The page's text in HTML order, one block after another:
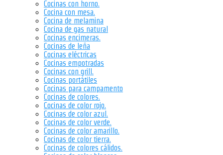
Cocinas con horno.
Cocina con mesa.
Cocina de melamina
Cocina de gas natural
Cocinas encimeras.
Cocinas de leña
Cocinas eléctricas
Cocinas empotradas
Cocinas con grill.
Cocinas portátiles
Cocinas para campamento
Cocinas de colores.
Cocinas de color rojo.
Cocinas de color azul.
Cocinas de color verde.
Cocinas de color amarillo.
Cocinas de color tierra.
Cocinas de colores cálidos.